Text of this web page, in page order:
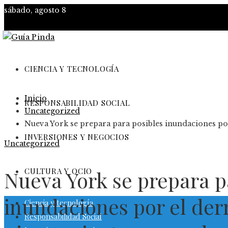
sábado, agosto 8
CIENCIA Y TECNOLOGÍA
RESPONSABILIDAD SOCIAL
INVERSIONES Y NEGOCIOS
CULTURA Y OCIO
Ciencia y tecnología
Responsabilidad Social
Inicio
Uncategorized
Nueva York se prepara para posibles inundaciones
Uncategorized
Nueva York se prepara
inundaciones por el